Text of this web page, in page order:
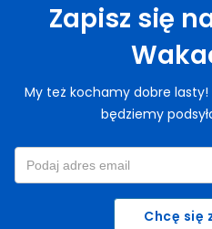
Zapisz się
My też kochamy dobre
będziemy
Chcę się